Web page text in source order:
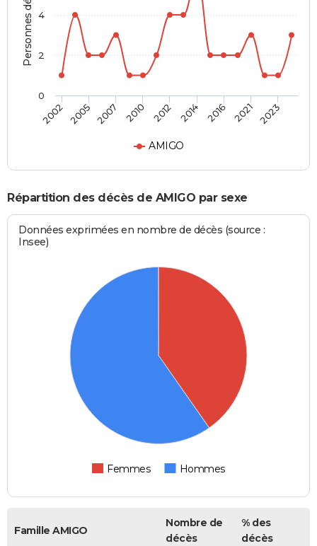
AMIGO
2002 2005 2007 2010 2012 2014 2016 2021 2023
0
2
4
Répartition des décès de AMIGO par sexe
Données exprimées en nombre de décès (source :
Insee)
Femmes Hommes
Famille AMIGO
Nombre de
décès
% des
décès